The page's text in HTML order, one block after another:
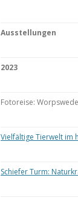
Ausstellungen
2023
Fotoreise: Worpswede
Vielfältige Tierwelt im
Schiefer Turm: